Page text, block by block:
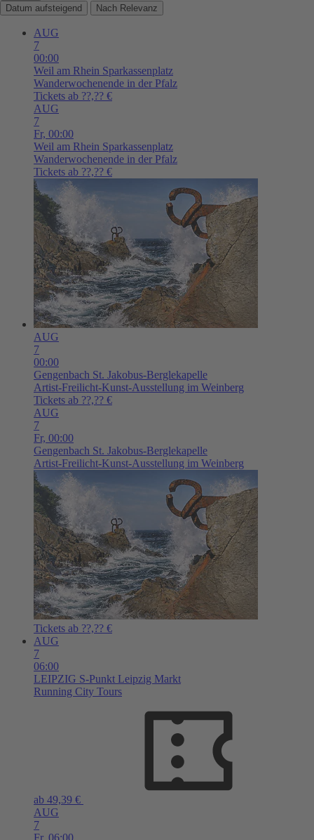
Datum aufsteigend
Nach Relevanz
AUG
7
00:00
Weil am Rhein Sparkassenplatz
Wanderwochenende in der Pfalz
Tickets ab ??,?? €
AUG
7
Fr, 00:00
Weil am Rhein Sparkassenplatz
Wanderwochenende in der Pfalz
Tickets ab ??,?? €
AUG
7
00:00
Gengenbach St. Jakobus-Berglekapelle
Artist-Freilicht-Kunst-Ausstellung im Weinberg
Tickets ab ??,?? €
AUG
7
Fr, 00:00
Gengenbach St. Jakobus-Berglekapelle
Artist-Freilicht-Kunst-Ausstellung im Weinberg
Tickets ab ??,?? €
AUG
7
06:00
LEIPZIG S-Punkt Leipzig Markt
Running City Tours
ab 49,39 €
AUG
7
Fr, 06:00